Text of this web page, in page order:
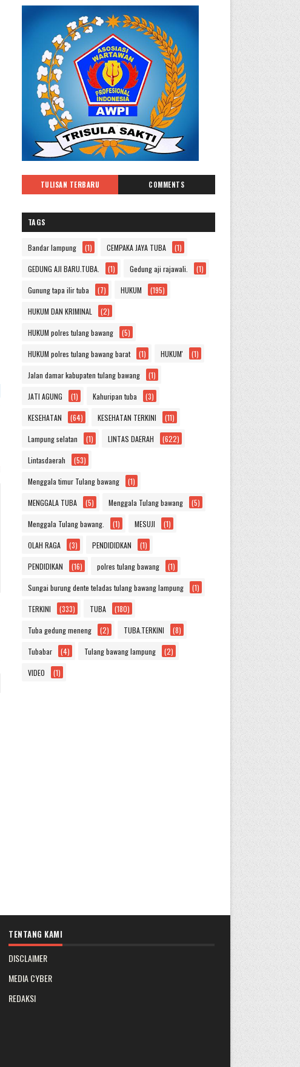
TULISAN TERBARU COMMENTS
TAGS
Bandar lampung (1) CEMPAKA JAYA TUBA (1)
GEDUNG AJI BARU.TUBA. (1) Gedung aji rajawali. (1)
Gunung tapa ilir tuba (7) HUKUM (195)
HUKUM DAN KRIMINAL (2)
HUKUM polres tulang bawang (5)
HUKUM polres tulang bawang barat (1) HUKUM' (1)
Jalan damar kabupaten tulang bawang (1)
JATI AGUNG (1) Kahuripan tuba (3)
KESEHATAN (64) KESEHATAN TERKINI (11)
Lampung selatan (1) LINTAS DAERAH (622)
Lintasdaerah (53)
Menggala timur Tulang bawang (1)
MENGGALA TUBA (5) Menggala Tulang bawang (5)
Menggala Tulang bawang. (1) MESUJI (1)
OLAH RAGA (3) PENDIDIDKAN (1)
PENDIDIKAN (16) polres tulang bawang (1)
Sungai burung dente teladas tulang bawang lampung (1)
TERKINI (333) TUBA (180)
Tuba gedung meneng (2) TUBA.TERKINI (8)
Tubabar (4) Tulang bawang lampung (2)
VIDEO (1)
TENTANG KAMI
DISCLAIMER
MEDIA CYBER
REDAKSI